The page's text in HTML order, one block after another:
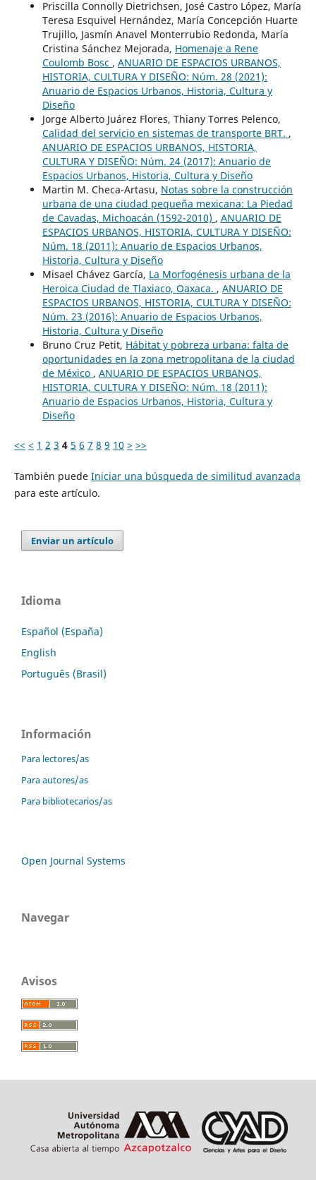
Priscilla Connolly Dietrichsen, José Castro López, María
Teresa Esquivel Hernández, María Concepción Huarte
Trujillo, Jasmín Anavel Monterrubio Redonda, María
Cristina Sánchez Mejorada, Homenaje a Rene
Coulomb Bosc , ANUARIO DE ESPACIOS URBANOS,
HISTORIA, CULTURA Y DISEÑO: Núm. 28 (2021):
Anuario de Espacios Urbanos, Historia, Cultura y
Diseño
Jorge Alberto Juárez Flores, Thiany Torres Pelenco,
Calidad del servicio en sistemas de transporte BRT. ,
ANUARIO DE ESPACIOS URBANOS, HISTORIA,
CULTURA Y DISEÑO: Núm. 24 (2017): Anuario de
Espacios Urbanos, Historia, Cultura y Diseño
Martin M. Checa-Artasu, Notas sobre la construcción
urbana de una ciudad pequeña mexicana: La Piedad
de Cavadas, Michoacán (1592-2010) , ANUARIO DE
ESPACIOS URBANOS, HISTORIA, CULTURA Y DISEÑO:
Núm. 18 (2011): Anuario de Espacios Urbanos,
Historia, Cultura y Diseño
Misael Chávez García, La Morfogénesis urbana de la
Heroica Ciudad de Tlaxiaco, Oaxaca. , ANUARIO DE
ESPACIOS URBANOS, HISTORIA, CULTURA Y DISEÑO:
Núm. 23 (2016): Anuario de Espacios Urbanos,
Historia, Cultura y Diseño
Bruno Cruz Petit, Hábitat y pobreza urbana: falta de
oportunidades en la zona metropolitana de la ciudad
de México , ANUARIO DE ESPACIOS URBANOS,
HISTORIA, CULTURA Y DISEÑO: Núm. 18 (2011):
Anuario de Espacios Urbanos, Historia, Cultura y
Diseño
<< < 1 2 3 4 5 6 7 8 9 10 > >>
También puede Iniciar una búsqueda de similitud avanzada
para este artículo.
Enviar un artículo
Idioma
Español (España)
English
Português (Brasil)
Información
Para lectores/as
Para autores/as
Para bibliotecarios/as
Open Journal Systems
Navegar
Avisos